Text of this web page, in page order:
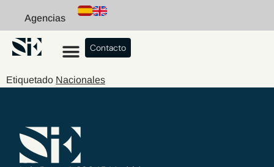
Agencias
Contacto
Etiquetado Nacionales